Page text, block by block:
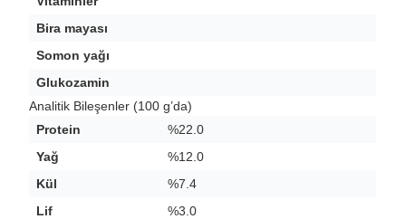
Bira mayası
Somon yağı
Glukozamin
Analitik Bileşenler (100 g’da)
Protein
%22.0
Yağ
%12.0
Kül
%7.4
Lif
%3.0